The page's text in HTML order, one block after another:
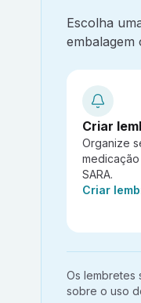
Escolha
embalagem
Criar
Organize
SARA.
Ação:
Criar
Aviso
Os lembretes
sobre o uso